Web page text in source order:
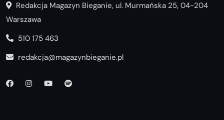
Redakcja Magazyn Bieganie, ul. Murmańska 25, 04-204
Warszawa
510 175 463
redakcja@magazynbieganie.pl